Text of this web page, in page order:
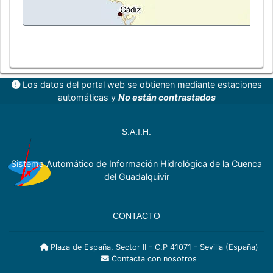
Los datos del portal web se obtienen mediante estaciones
automáticas y No están contrastados
S.A.I.H.
Sistema Automático de Información Hidrológica de la Cuenca
del Guadalquivir
CONTACTO
Plaza de España, Sector II - C.P 41071 - Sevilla (España)
Contacta con nosotros